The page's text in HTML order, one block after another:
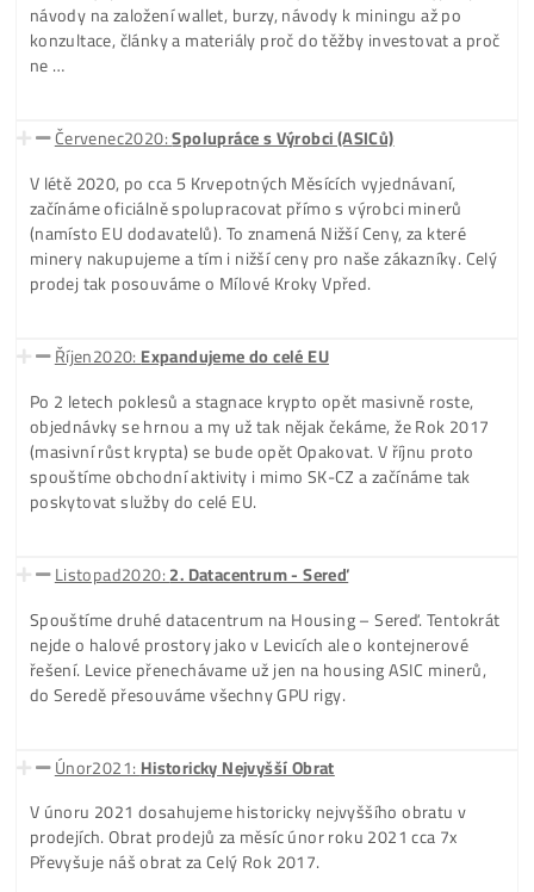
Kryptoměny rostou jako šílené, a my umíme klientům
nabídnout stále jen GPU rigy. Z housingu ale vidíme, že
se proto seznamujeme s ASIC technikou a na podzim roku
2017 je spouštíme.
Prosinec2017:Eshop
Koncem roku (přesně 25.12.2017, ano, ano, na Vánoce!) –
jsme ještě nevěděli) registrujeme doménu www.ako-tazit-
kryptomeny.sk a rozbíháme tento Eshop.
Duben2018:Průkopník s HDD minery
Trh je sice už v poklesu, a my vidíme příležitost v nových
životnost. Ale hlavně .. vydělávají krásné peníze a to i v
„nečase.“ HDD PoC minery přinášíme Na SK-CZ Trh jako
První.
Březen2019: Krypto Vzdělání - Expert na Kryptoměny
Obrovský propad trhu nás v roce 2018 skoro položil na
vylepšujeme .. Na jaře roku 2019 Spouštíme Subdoménu
vzdelanie.ako-tazit-kryptomeny.sk. Jde o projekt Expert
Kryptoměny, kde pomáháme hlavně Nováčkům v krypto i